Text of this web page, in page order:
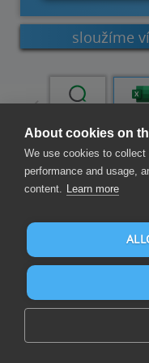
sloužíme
Sestavení
About cookies on
We use cookies to
performance and usage,
content. Learn more